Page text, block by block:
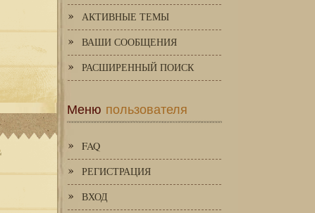
АКТИВНЫЕ ТЕМЫ
ВАШИ СООБЩЕНИЯ
РАСШИРЕННЫЙ ПОИСК
Меню пользователя
FAQ
РЕГИСТРАЦИЯ
ВХОД